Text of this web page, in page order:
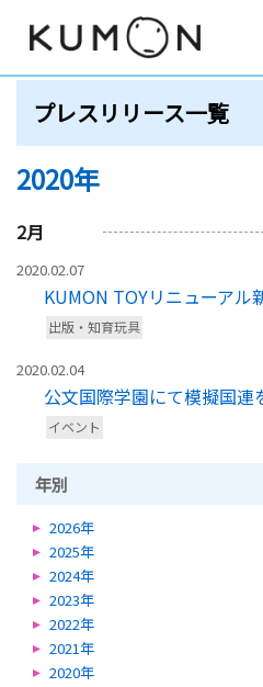
プレスリリース一覧
2020年
2月
2020.02.07
KUMON TOYリニューアル
出版・知育玩具
2020.02.04
公文国際学園にて模擬国
イベント
年別
2026年
2025年
2024年
2023年
2022年
2021年
2020年